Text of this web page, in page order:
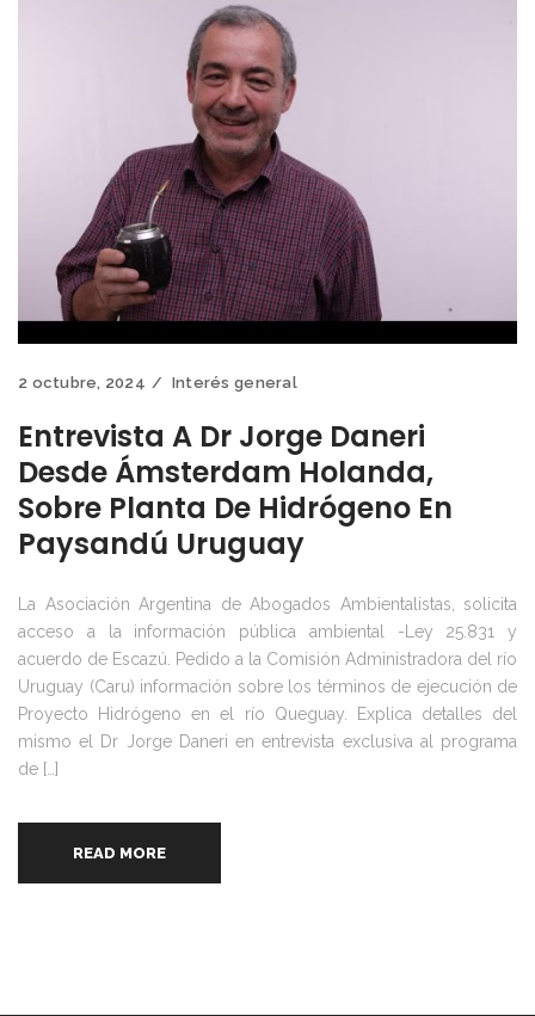
2 octubre, 2024 Interés general
Entrevista A Dr Jorge Daneri
Desde Ámsterdam Holanda,
Sobre Planta De Hidrógeno En
Paysandú Uruguay
La Asociación Argentina de Abogados Ambientalistas, solicita
acceso a la información pública ambiental -Ley 25.831 y
acuerdo de Escazú. Pedido a la Comisión Administradora del río
Uruguay (Caru) información sobre los términos de ejecución de
Proyecto Hidrógeno en el río Queguay. Explica detalles del
mismo el Dr Jorge Daneri en entrevista exclusiva al programa
de […]
READ MORE